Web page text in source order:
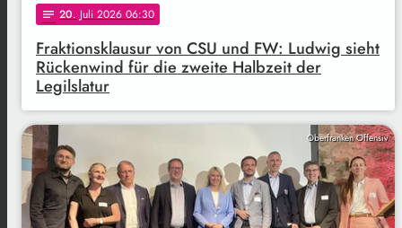
notes 20. Juli 2026 06:30
Fraktionsklausur von CSU und FW: Ludwig sieht
Rückenwind für die zweite Halbzeit der
Legilslatur
Oberfranken Offensiv